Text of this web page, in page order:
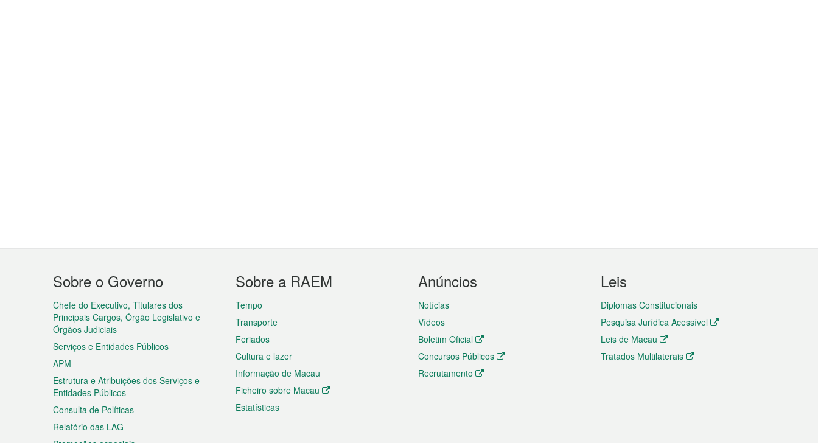
Menu
do
rodapé
Sobre o Governo
Chefe do Executivo, Titulares dos
Principais Cargos, Órgão Legislativo e
Órgãos Judiciais
Serviços e Entidades Públicos
APM
Estrutura e Atribuições dos Serviços e
Entidades Públicos
Consulta de Políticas
Relatório das LAG
Sobre a RAEM
Tempo
Transporte
Feriados
Cultura e lazer
Informação de Macau
Ficheiro sobre Macau
Estatísticas
Anúncios
Notícias
Vídeos
Boletim Oficial
Concursos Públicos
Recrutamento
Leis
Diplomas Constitucionais
Pesquisa Jurídica Acessível
Leis de Macau
Tratados Multilaterais